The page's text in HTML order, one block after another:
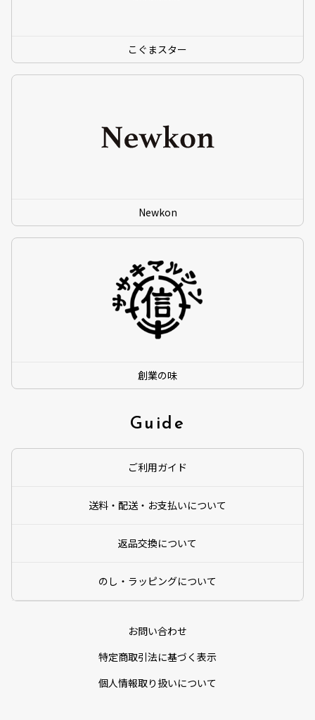
こぐまスター
Newkon
創業の味
Guide
ご利用ガイド
送料・配送・お支払いについて
返品交換について
のし・ラッピングについて
お問い合わせ
特定商取引法に基づく表示
個人情報取り扱いについて